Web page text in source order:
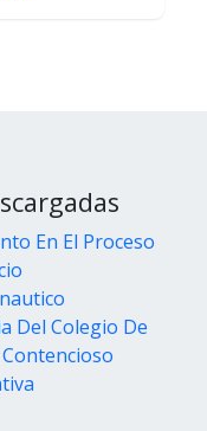
En El Proceso
Del Colegio De